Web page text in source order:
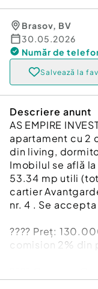
Brasov, BV
30.05.2026
Număr de
Salvează la
Descriere anunt
AS EMPIRE
apartament cu 2
din living,
Imobilul se află
53.34 mp utili
cartier
nr. 4 . Se
???? Preț:
comision 2% din